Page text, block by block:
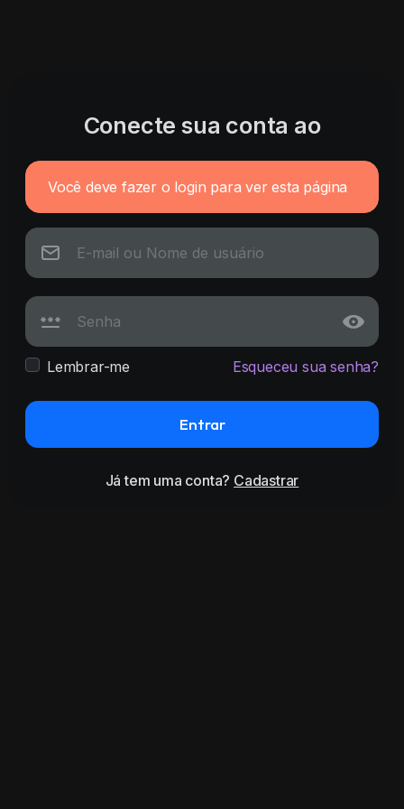
Conecte sua conta ao
Você deve fazer o login para ver esta página
Lembrar-me Esqueceu sua senha?
Entrar
Já tem uma conta? Cadastrar